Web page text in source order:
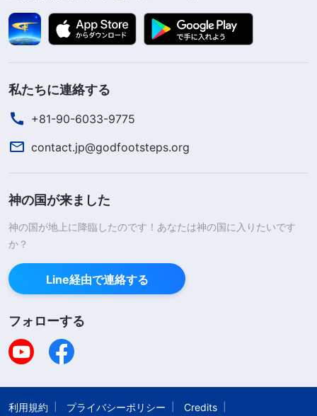
私たちに連絡する
+81-90-6033-9775
contact.jp@godfootsteps.org
神の国が来ました
神の国が地上に降臨したのです！あなたは神の国に入りたいです
か？
Line経由で連絡する
フォローする
利用規約 プライバシーポリシー Credits